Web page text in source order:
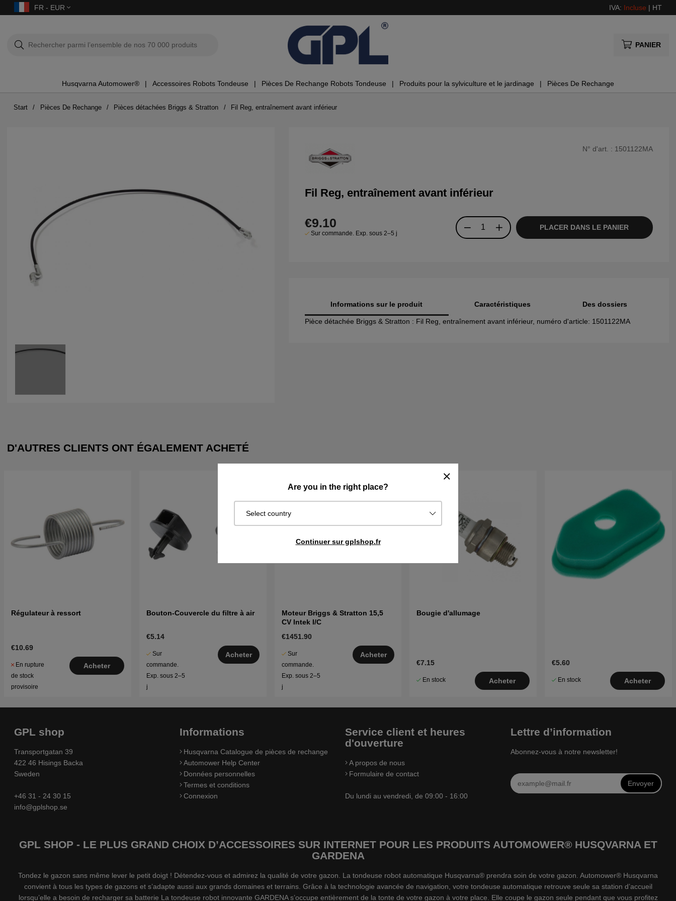
FR - EUR IVA: Incluse | HT
PANIER
Husqvarna Automower® Accessoires Robots Tondeuse Pièces De Rechange Robots Tondeuse Produits pour la sylviculture et le jardinage Pièces De Rechange
Are you in the right place?
Select country
Continuer sur gplshop.fr
Start Pièces De Rechange Pièces détachées Briggs & Stratton Fil Reg, entraînement avant inférieur
N° d'art. : 1501122MA
Fil Reg, entraînement avant inférieur
€9.10
Sur commande. Exp. sous 2–5 j
PLACER DANS LE PANIER
Informations sur le produit
Pièce détachée Briggs & Stratton : Fil Reg, entraînement avant inférieur, numéro d'article: 1501122MA
Caractéristiques Des dossiers
D'AUTRES CLIENTS ONT ÉGALEMENT ACHETÉ
Régulateur à ressort
€10.69
En rupture
de stock
provisoire
Acheter
Bouton-Couvercle du filtre à air
€5.14
Sur
commande.
Exp. sous 2–5
j
Acheter
Moteur Briggs & Stratton 15,5
CV Intek I/C
€1451.90
Sur
commande.
Exp. sous 2–5
j
Acheter
Bougie d'allumage
€7.15
En stock Acheter
€5.60
En stock Acheter
GPL shop
Transportgatan 39
422 46 Hisings Backa
Sweden
+46 31 - 24 30 15
info@gplshop.se
Informations
Husqvarna Catalogue de pièces de rechange
Automower Help Center
Données personnelles
Termes et conditions
Connexion
Service client et heures
d'ouverture
A propos de nous
Formulaire de contact
Du lundi au vendredi, de 09:00 - 16:00
Lettre d’information
Abonnez-vous à notre newsletter!
Envoyer
GPL SHOP - LE PLUS GRAND CHOIX D’ACCESSOIRES SUR INTERNET POUR LES PRODUITS AUTOMOWER® HUSQVARNA ET
GARDENA
Tondez le gazon sans même lever le petit doigt ! Détendez-vous et admirez la qualité de votre gazon. La tondeuse robot automatique Husqvarna® prendra soin de votre gazon. Automower® Husqvarna
convient à tous les types de gazons et s’adapte aussi aux grands domaines et terrains. Grâce à la technologie avancée de navigation, votre tondeuse automatique retrouve seule sa station d’accueil
lorsqu’elle a besoin de recharger sa batterie La tondeuse robot innovante GARDENA s’occupe entièrement de la tonte de votre gazon à votre place. Elle coupe le gazon seule pendant que vous profitez